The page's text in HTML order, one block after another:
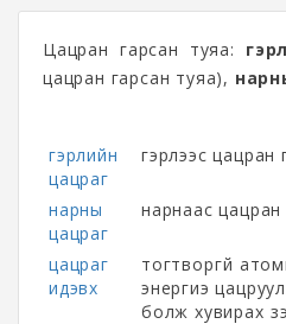
Цацран гарсан туяа:
цацран гарсан туяа),
гэрлийн
цацраг
гэрлээс цацран
нарны
цацраг
нарнаас цацран
цацраг
идэвх
тогтворгүй
энергиэ
болж хувирах